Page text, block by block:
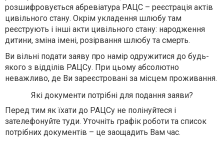
розшифровується абревіатура РАЦС – реєстрація актів
цивільного стану. Окрім укладення шлюбу там
реєструють і інші акти цивільного стану: народження
дитини, зміна імені, розірвання шлюбу та смерть.
Ви вільні подати заяву про намір одружитися до будь-
якого з відділів РАЦСу. При цьому абсолютно
неважливо, де Ви зареєстровані за місцем проживання.
Які документи потрібні для подання заяви?
Перед тим як їхати до РАЦСу не полінуйтеся і
зателефонуйте туди. Уточніть графік роботи та список
потрібних документів – це заощадить Вам час.